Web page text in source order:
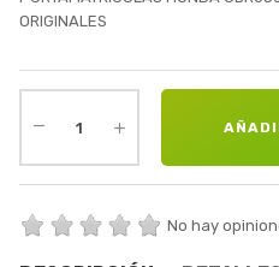
ORIGINALES
No hay